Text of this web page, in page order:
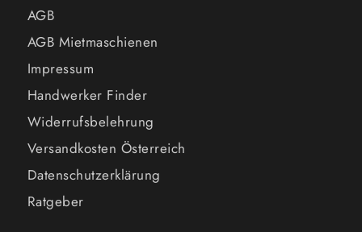
AGB
AGB Mietmaschienen
Impressum
Handwerker Finder
Widerrufsbelehrung
Versandkosten Österreich
Datenschutzerklärung
Ratgeber